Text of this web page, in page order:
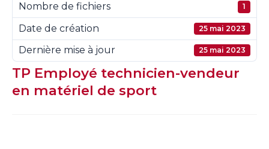
Nombre de fichiers 1
Date de création 25 mai 2023
Dernière mise à jour 25 mai 2023
TP Employé technicien-vendeur
en matériel de sport